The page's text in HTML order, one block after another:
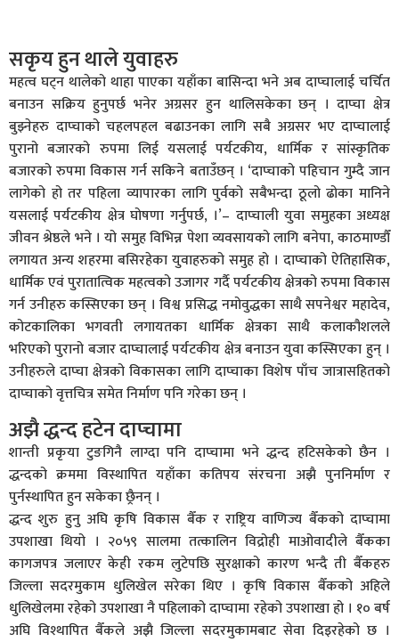
सकृय हुन थाले युवाहरु
महत्व घट्न थालेको थाहा पाएका यहाँका बासिन्दा भने अब दाप्चालाई चर्चित
बनाउन सक्रिय हुनुपर्छ भनेर अग्रसर हुन थालिसकेका छन् । दाप्चा क्षेत्र
बुझ्नेहरु दाप्चाको चहलपहल बढाउनका लागि सबै अग्रसर भए दाप्चालाई
पुरानो बजारको रुपमा लिई यसलाई पर्यटकीय, धार्मिक र सांस्कृतिक
बजारको रुपमा विकास गर्न सकिने बताउँछन् । ‘दाप्चाको पहिचान गुम्दै जान
लागेको हो तर पहिला व्यापारका लागि पुर्वको सबैभन्दा ठूलो ढोका मानिने
यसलाई पर्यटकीय क्षेत्र घोषणा गर्नुपर्छ, ।’– दाप्चाली युवा समुहका अध्यक्ष
जीवन श्रेष्ठले भने । यो समुह विभिन्न पेशा व्यवसायको लागि बनेपा, काठमाण्डौँ
लगायत अन्य शहरमा बसिरहेका युवाहरुको समुह हो । दाप्चाको ऐतिहासिक,
धार्मिक एवं पुरातात्विक महत्वको उजागर गर्दै पर्यटकीय क्षेत्रको रुपमा विकास
गर्न उनीहरु कस्सिएका छन् । विश्व प्रसिद्ध नमोवुद्धका साथै सपनेश्वर महादेव,
कोटकालिका भगवती लगायतका धार्मिक क्षेत्रका साथै कलाकौशलले
भरिएको पुरानो बजार दाप्चालाई पर्यटकीय क्षेत्र बनाउन युवा कस्सिएका हुन् ।
उनीहरुले दाप्चा क्षेत्रको विकासका लागि दाप्चाका विशेष पाँच जात्रासहितको
दाप्चाको वृत्तचित्र समेत निर्माण पनि गरेका छन् ।
अझै द्धन्द हटेन दाप्चामा
शान्ती प्रकृया टुङगिनै लाग्दा पनि दाप्चामा भने द्धन्द हटिसकेको छैन ।
द्धन्दको क्रममा विस्थापित यहाँका कतिपय संरचना अझै पुननिर्माण र
पुर्नस्थापित हुन सकेका छ्रैनन् ।
द्धन्द शुरु हुनु अघि कृषि विकास बैँक र राष्ट्रिय वाणिज्य बैँकको दाप्चामा
उपशाखा थियो । २०५९ सालमा तत्कालिन विद्रोही माओवादीले बैँकका
कागजपत्र जलाएर केही रकम लुटेपछि सुरक्षाको कारण भन्दै ती बैँकहरु
जिल्ला सदरमुकाम धुलिखेल सरेका थिए । कृषि विकास बैँकको अहिले
धुलिखेलमा रहेको उपशाखा नै पहिलाको दाप्चामा रहेको उपशाखा हो । १० बर्ष
अघि विश्थापित बैँकले अझै जिल्ला सदरमुकामबाट सेवा दिइरहेको छ ।